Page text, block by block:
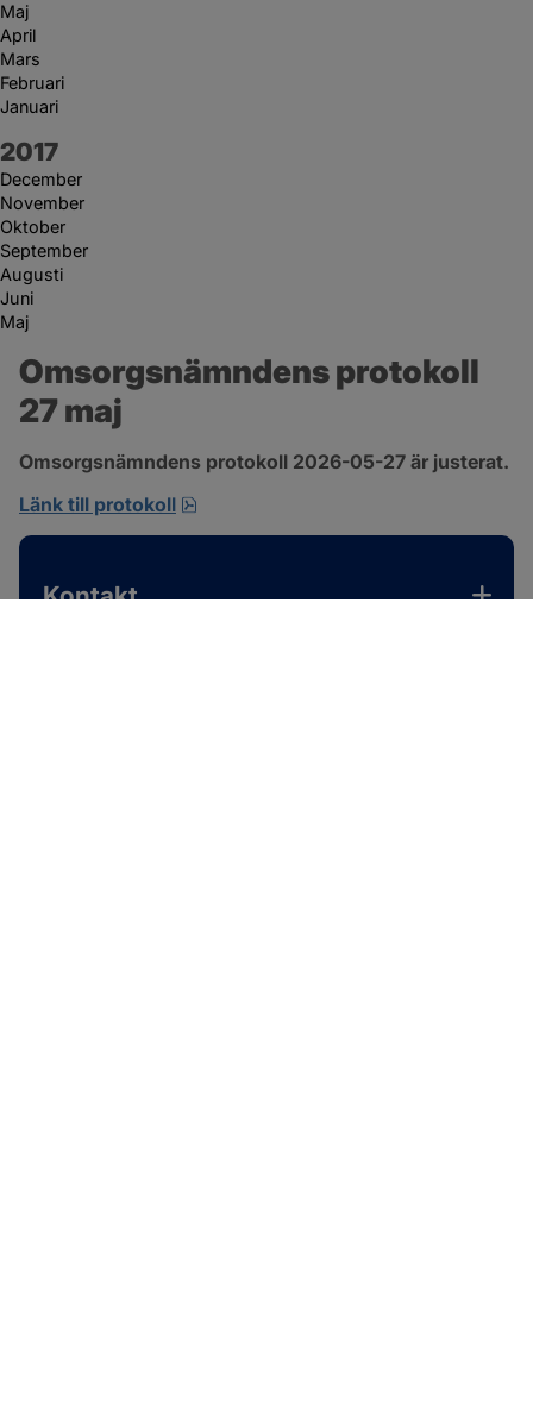
Maj
April
Mars
Februari
Januari
År:
2017
December
November
Oktober
September
Augusti
Juni
Maj
Omsorgsnämndens protokoll
27 maj
Omsorgsnämndens protokoll 2026-05-27 är justerat.
Länk till protokoll
Kontakt